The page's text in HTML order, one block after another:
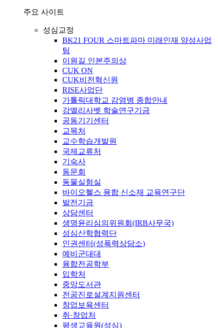
주요 사이트
성심교정
BK21 FOUR 스마트파마 미래인재 양성사업
팀
이원길 인본주의상
CUK ON
CUK비전혁신원
RISE사업단
가톨릭대학교 감염병 종합안내
강엘리사벳 학술연구기금
공동기기센터
교목처
교수학습개발원
국제교류처
기숙사
동문회
동물실험실
바이오헬스 융합 신소재 교육연구단
발전기금
상담센터
생명윤리심의위원회(IRB사무국)
성심산학협력단
인권센터(성폭력상담소)
예비군대대
융합전공학부
입학처
중앙도서관
전공진로설계지원센터
창업보육센터
취·창업처
평생교육원(성심)